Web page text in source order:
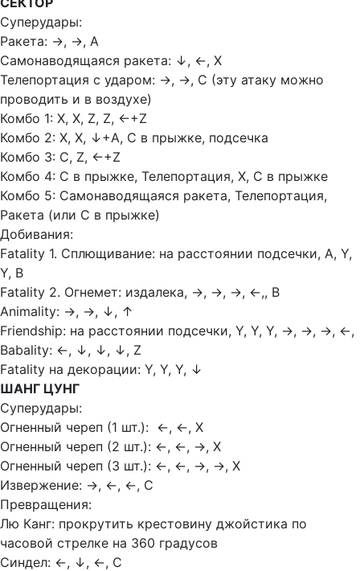
Суперудары:
Ракета: →, →, A
Самонаводящаяся ракета: ↓, ←, X
Телепортация с ударом: →, →, C (эту атаку можно
проводить и в воздухе)
Комбо 1: Х, Х, Z, Z, ←+Z
Комбо 2: Х, Х, ↓+А, С в прыжке, подсечка
Комбо 3: С, Z, ←+Z
Комбо 4: С в прыжке, Телепортация, Х, С в прыжке
Комбо 5: Самонаводящаяся ракета, Телепортация,
Ракета (или С в прыжке)
Добивания:
Fatality 1. Сплющивание: на расстоянии подсечки, А, Y,
Y, В
Fatality 2. Огнемет: издалека, →, →, →, ←,, В
Animality: →, →, ↓, ↑
Friendship: на расстоянии подсечки, Y, Y, Y, →, →, →, ←,
Babality: ←, ↓, ↓, ↓, Z
Fatality на декорации: Y, Y, Y, ↓
ШАНГ ЦУНГ
Суперудары:
Огненный череп (1 шт.): ←, ←, X
Огненный череп (2 шт.): ←, ←, →, X
Огненный череп (3 шт.): ←, ←, →, →, X
Извержение: →, ←, ←, C
Превращения:
Лю Канг: прокрутить крестовину джойстика по
часовой стрелке на 360 градусов
Синдел: ←, ↓, ←, C